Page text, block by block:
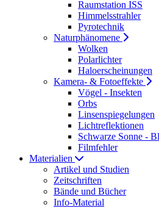
Raumstation ISS
Himmelsstrahler
Pyrotechnik
Naturphänomene
Wolken
Polarlichter
Haloerscheinungen
Kamera- & Fotoeffekte
Vögel - Insekten
Orbs
Linsenspiegelungen
Lichtreflektionen
Schwarze Sonne -
Filmfehler
Materialien
Artikel und Studien
Zeitschriften
Bände und Bücher
Info-Material